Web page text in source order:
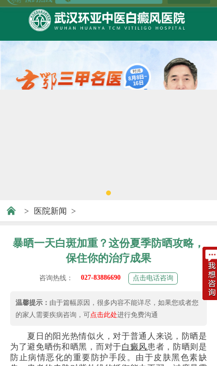
> 医院新闻 >
暴晒一天白斑加重？这份夏季防晒攻略，
保住你的治疗成果
咨询热线： 027-83886690 点击电话咨询
温馨提示： 由于篇幅原因，很多内容不能详尽，如果您或者您
的家人需要疾病咨询，可点击此处进行免费沟通
夏日的阳光热情似火，对于普通人来说，防晒是
为了避免晒伤和晒黑，而对于白癜风患者，防晒则是
防止病情恶化的重要防护手段。由于皮肤黑色素缺